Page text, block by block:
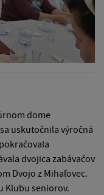
dome
uskutočnila výročná
dvojica zabávačov
Dvojo z Mihaľovec.
Klubu seniorov.